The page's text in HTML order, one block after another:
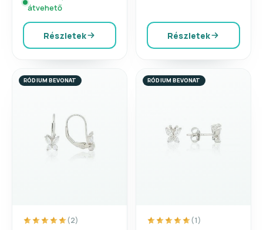
átvehető
Részletek Részletek
RÓDIUM BEVONAT
(2)
RÓDIUM BEVONAT
(1)